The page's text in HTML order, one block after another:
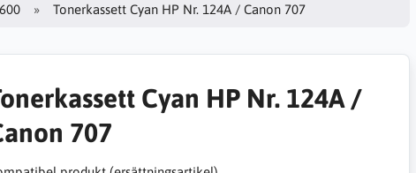
Tonerkassett Cyan HP Nr. 124A / Canon 707
Cyan HP Nr. 124A /
707